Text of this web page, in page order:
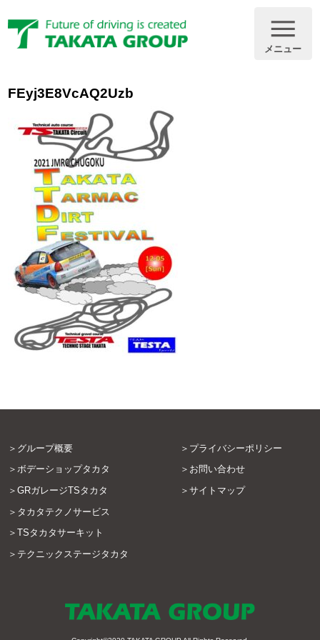
メニュー
FEyj3E8VcAQ2Uzb
グループ概要
ボデーショップタカタ
GRガレージTSタカタ
タカタテクノサービス
TSタカタサーキット
テクニックステージタカタ
プライバシーポリシー
お問い合わせ
サイトマップ